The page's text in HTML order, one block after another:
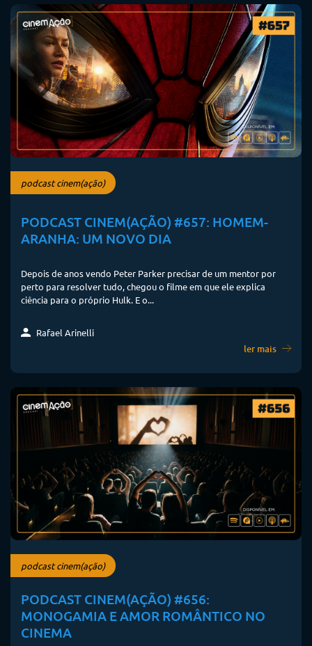
podcast cinem(ação)
PODCAST CINEM(AÇÃO) #657: HOMEM-
ARANHA: UM NOVO DIA
Depois de anos vendo Peter Parker precisar de um mentor por
perto para resolver tudo, chegou o filme em que ele explica
ciência para o próprio Hulk. E o...
Rafael Arinelli
ler mais
podcast cinem(ação)
PODCAST CINEM(AÇÃO) #656:
MONOGAMIA E AMOR ROMÂNTICO NO
CINEMA